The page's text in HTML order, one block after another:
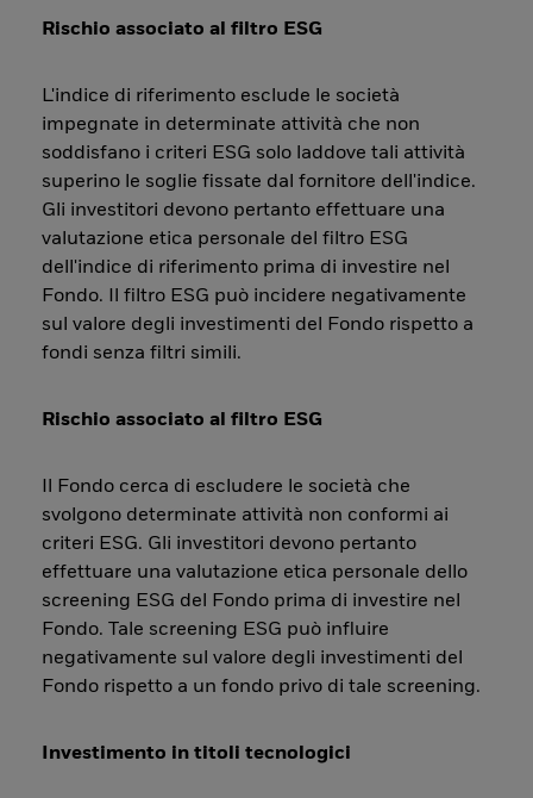
Rischio associato al filtro ESG
L'indice di riferimento esclude le società
impegnate in determinate attività che non
soddisfano i criteri ESG solo laddove tali attività
superino le soglie fissate dal fornitore dell'indice.
Gli investitori devono pertanto effettuare una
valutazione etica personale del filtro ESG
dell'indice di riferimento prima di investire nel
Fondo. Il filtro ESG può incidere negativamente
sul valore degli investimenti del Fondo rispetto a
fondi senza filtri simili.
Rischio associato al filtro ESG
Il Fondo cerca di escludere le società che
svolgono determinate attività non conformi ai
criteri ESG. Gli investitori devono pertanto
effettuare una valutazione etica personale dello
screening ESG del Fondo prima di investire nel
Fondo. Tale screening ESG può influire
negativamente sul valore degli investimenti del
Fondo rispetto a un fondo privo di tale screening.
Investimento in titoli tecnologici